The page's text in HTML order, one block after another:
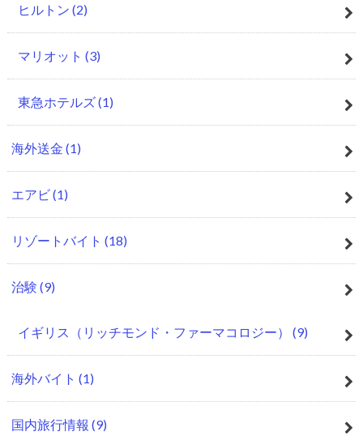
ヒルトン (2)
マリオット (3)
東急ホテルズ(1)
海外送金 (1)
エアビ(1)
リゾートバイト (18)
治験 (9)
イギリス（リッチモンド・ファーマコロジー） (9)
海外バイト (1)
国内旅行情報 (9)